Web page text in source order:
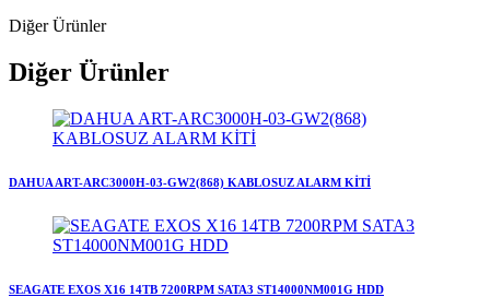
Diğer Ürünler
Diğer Ürünler
DAHUA ART-ARC3000H-03-GW2(868) KABLOSUZ ALARM KİTİ
SEAGATE EXOS X16 14TB 7200RPM SATA3 ST14000NM001G HDD